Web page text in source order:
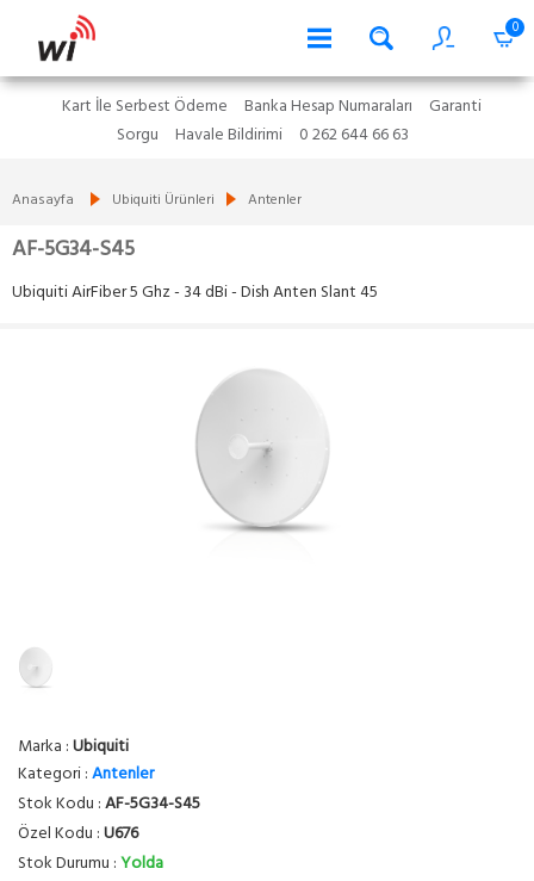
0
Kart İle Serbest Ödeme Banka Hesap Numaraları
Garanti
Sorgu
Havale Bildirimi 0 262 644 66 63
Anasayfa Ubiquiti Ürünleri Antenler
AF-5G34-S45
Ubiquiti AirFiber 5 Ghz - 34 dBi - Dish Anten Slant 45
Marka :Ubiquiti
Kategori :Antenler
Stok Kodu :AF-5G34-S45
Özel Kodu :U676
Stok Durumu :Yolda